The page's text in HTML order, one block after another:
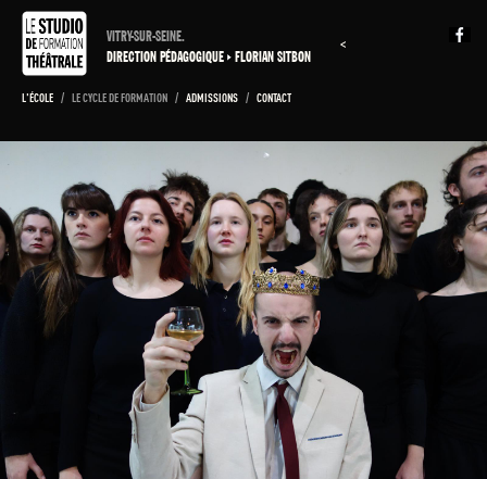
VITRY-SUR-SEINE.
DIRECTION PÉDAGOGIQUE FLORIAN SITBON
<
L'ÉCOLE / LE CYCLE DE FORMATION / ADMISSIONS / CONTACT